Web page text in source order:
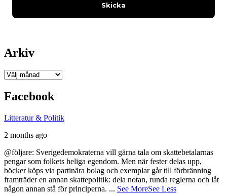
Arkiv
Arkiv
Facebook
Litteratur & Politik
2 months ago
@följare: Sverigedemokraterna vill gärna tala om skattebetalarnas
pengar som folkets heliga egendom. Men när fester delas upp,
böcker köps via partinära bolag och exemplar går till förbränning
framträder en annan skattepolitik: dela notan, runda reglerna och låt
någon annan stå för principerna. ... See MoreSee Less